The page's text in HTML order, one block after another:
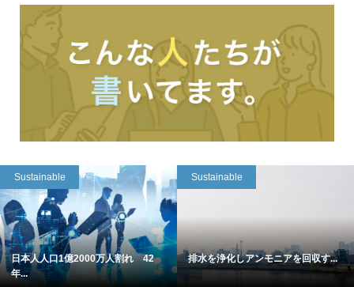
Sustainable
日本人人口1億2000万人割れ 42
年...
Sustainable
排水を浄化しアンモニアを回収す...